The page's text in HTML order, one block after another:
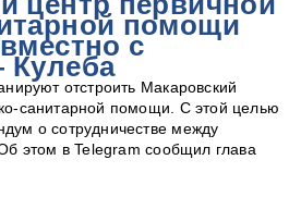
помощи
с
Кулеба
отстроить Макаровский
санитарной помощи. С этой целью
о сотрудничестве между
этом в Telegram сообщил глава